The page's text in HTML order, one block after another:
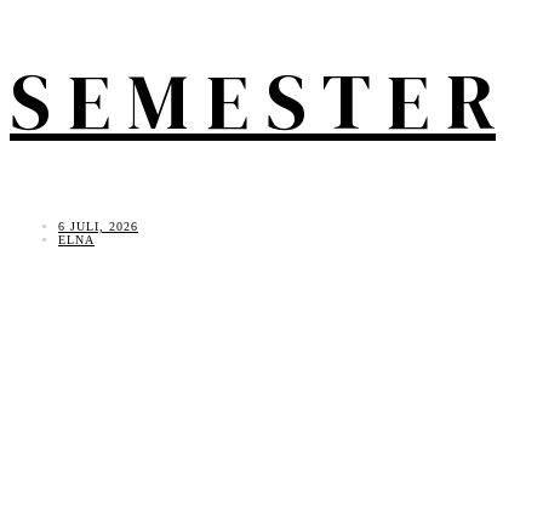
S E M E S T E R
6 JULI, 2026
ELNA